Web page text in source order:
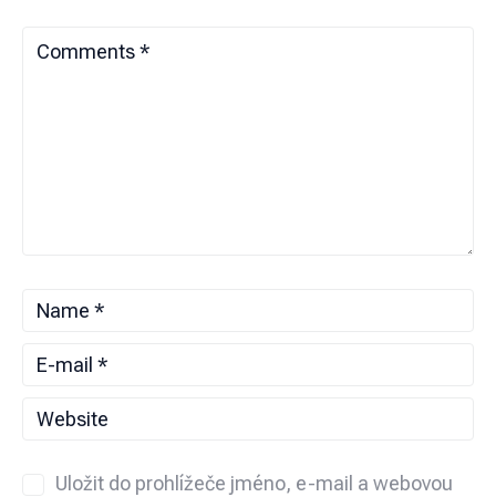
Uložit do prohlížeče jméno, e-mail a webovou